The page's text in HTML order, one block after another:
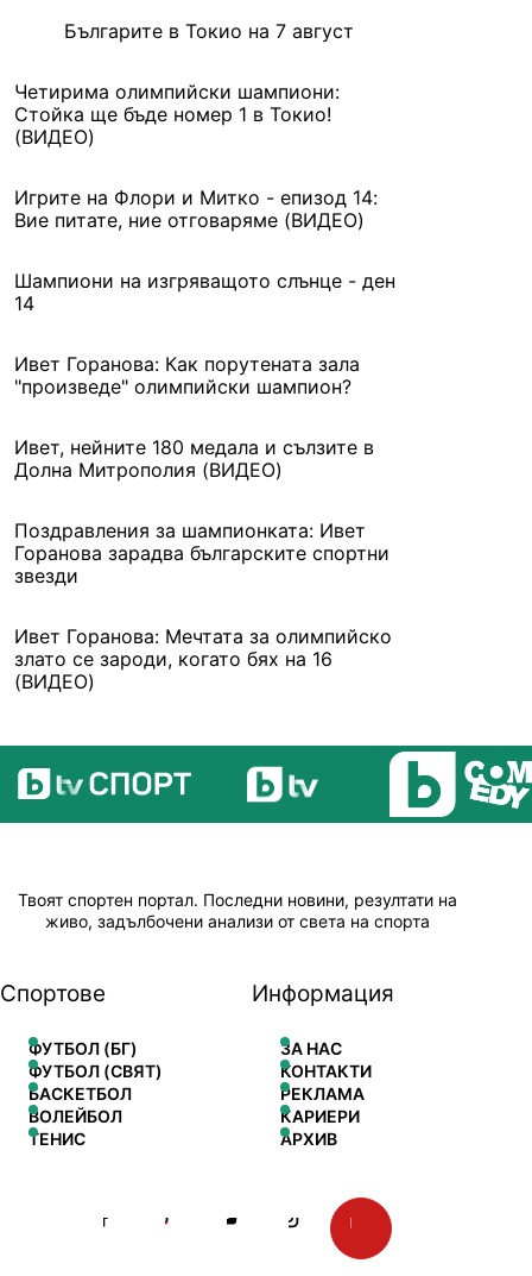
Българите в Токио на 7 август
Четирима олимпийски шампиони:
Стойка ще бъде номер 1 в Токио!
(ВИДЕО)
Игрите на Флори и Митко - епизод 14:
Вие питате, ние отговаряме (ВИДЕО)
Шампиони на изгряващото слънце - ден
14
Ивет Горанова: Как порутената зала
"произведе" олимпийски шампион?
Ивет, нейните 180 медала и сълзите в
Долна Митрополия (ВИДЕО)
Поздравления за шампионката: Ивет
Горанова зарадва българските спортни
звезди
Ивет Горанова: Мечтата за олимпийско
злато се зароди, когато бях на 16
(ВИДЕО)
Твоят спортен портал. Последни новини, резултати на
живо, задълбочени анализи от света на спорта
Спортове
ФУТБОЛ (БГ)
ФУТБОЛ (СВЯТ)
БАСКЕТБОЛ
ВОЛЕЙБОЛ
ТЕНИС
Информация
ЗА НАС
КОНТАКТИ
РЕКЛАМА
КАРИЕРИ
АРХИВ